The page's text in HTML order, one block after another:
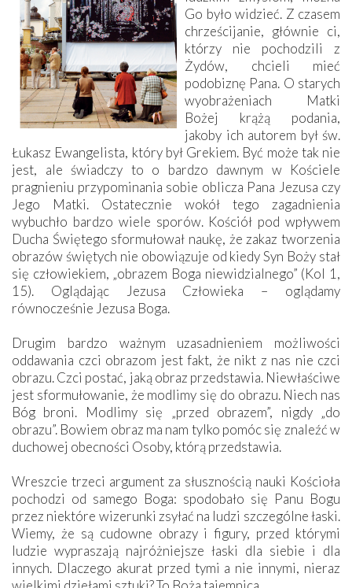
Go było widzieć. Z czasem
chrześcijanie, głównie ci,
którzy nie pochodzili z
Żydów, chcieli mieć
podobiznę Pana. O starych
wyobrażeniach Matki
Bożej krążą podania,
jakoby ich autorem był św.
Łukasz Ewangelista, który był Grekiem. Być może tak nie
jest, ale świadczy to o bardzo dawnym w Kościele
pragnieniu przypominania sobie oblicza Pana Jezusa czy
Jego Matki. Ostatecznie wokół tego zagadnienia
wybuchło bardzo wiele sporów. Kościół pod wpływem
Ducha Świętego sformułował naukę, że zakaz tworzenia
obrazów świętych nie obowiązuje od kiedy Syn Boży stał
się człowiekiem, „obrazem Boga niewidzialnego” (Kol 1,
15). Oglądając Jezusa Człowieka – oglądamy
równocześnie Jezusa Boga.
Drugim bardzo ważnym uzasadnieniem możliwości
oddawania czci obrazom jest fakt, że nikt z nas nie czci
obrazu. Czci postać, jaką obraz przedstawia. Niewłaściwe
jest sformułowanie, że modlimy się do obrazu. Niech nas
Bóg broni. Modlimy się „przed obrazem”, nigdy „do
obrazu”. Bowiem obraz ma nam tylko pomóc się znaleźć w
duchowej obecności Osoby, którą przedstawia.
Wreszcie trzeci argument za słusznością nauki Kościoła
pochodzi od samego Boga: spodobało się Panu Bogu
przez niektóre wizerunki zsyłać na ludzi szczególne łaski.
Wiemy, że są cudowne obrazy i figury, przed którymi
ludzie wypraszają najróżniejsze łaski dla siebie i dla
innych. Dlaczego akurat przed tymi a nie innymi, nieraz